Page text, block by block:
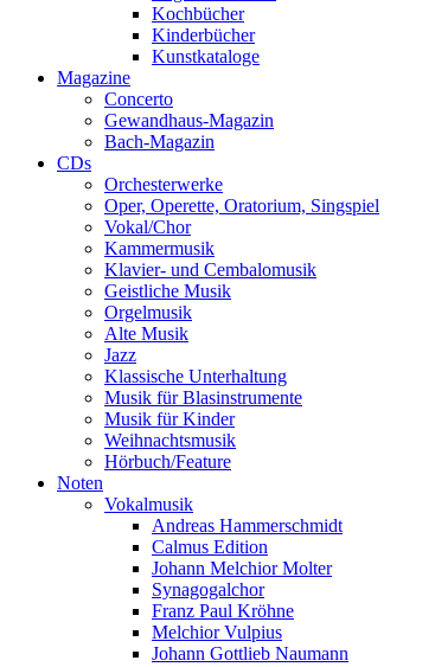
Kochbücher
Kinderbücher
Kunstkataloge
Magazine
Concerto
Gewandhaus-Magazin
Bach-Magazin
CDs
Orchesterwerke
Oper, Operette, Oratorium, Singspiel
Vokal/Chor
Kammermusik
Klavier- und Cembalomusik
Geistliche Musik
Orgelmusik
Alte Musik
Jazz
Klassische Unterhaltung
Musik für Blasinstrumente
Musik für Kinder
Weihnachtsmusik
Hörbuch/Feature
Noten
Vokalmusik
Andreas Hammerschmidt
Calmus Edition
Johann Melchior Molter
Synagogalchor
Franz Paul Kröhne
Melchior Vulpius
Johann Gottlieb Naumann